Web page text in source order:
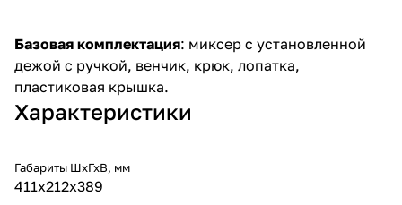
Базовая комплектация: миксер с установленной
дежой с ручкой, венчик, крюк, лопатка,
пластиковая крышка.
Характеристики
Габариты ШхГхВ, мм
411х212х389